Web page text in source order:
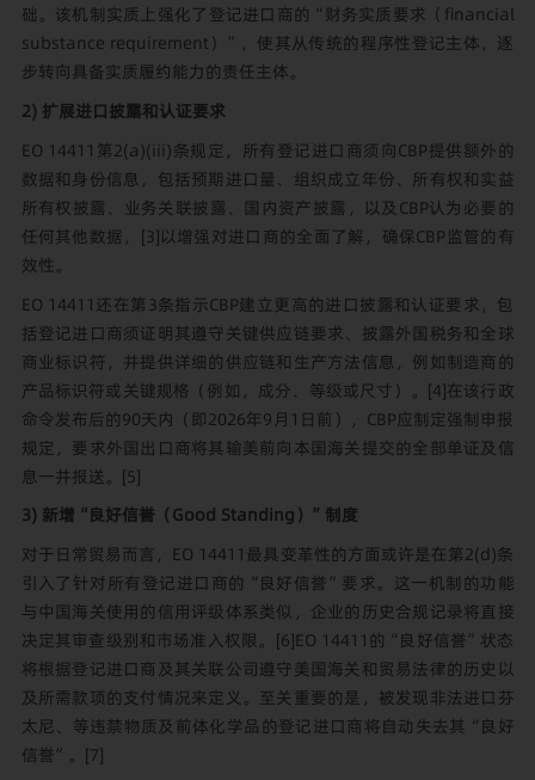
础。该机制实质上强化了登记进口商的“财务实质要求（financial
substance requirement）”，使其从传统的程序性登记主体，逐
步转向具备实质履约能力的责任主体。
2) 扩展进口披露和认证要求
EO 14411第2(a)(iii)条规定，所有登记进口商须向CBP提供额外的
数据和身份信息，包括预期进口量、组织成立年份、所有权和实益
所有权披露、业务关联披露、国内资产披露，以及CBP认为必要的
任何其他数据， [3]以增强对进口商的全面了解，确保CBP监管的有
效性。
EO 14411还在第3条指示CBP建立更高的进口披露和认证要求，包
括登记进口商须证明其遵守关键供应链要求、披露外国税务和全球
商业标识符，并提供详细的供应链和生产方法信息，例如制造商的
产品标识符或关键规格（例如，成分、等级或尺寸）。 [4]在该行政
命令发布后的90天内（即2026年9月1日前），CBP应制定强制申报
规定，要求外国出口商将其输美前向本国海关提交的全部单证及信
息一并报送。 [5]
3) 新增“良好信誉（Good Standing）”制度
对于日常贸易而言，EO 14411最具变革性的方面或许是在第2(d)条
引入了针对所有登记进口商的“良好信誉”要求。这一机制的功能
与中国海关使用的信用评级体系类似，企业的历史合规记录将直接
决定其审查级别和市场准入权限。 [6]EO 14411的“良好信誉”状态
将根据登记进口商及其关联公司遵守美国海关和贸易法律的历史以
及所需款项的支付情况来定义。至关重要的是，被发现非法进口芬
太尼、等违禁物质及前体化学品的登记进口商将自动失去其“良好
信誉”。 [7]